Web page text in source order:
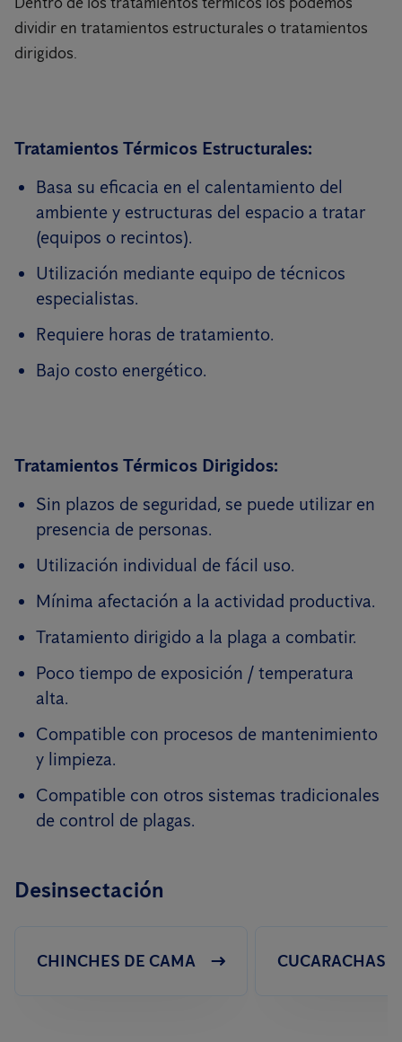
dividir en tratamientos estructurales o tratamientos
dirigidos.
Tratamientos Térmicos Estructurales:
Basa su eficacia en el calentamiento del
ambiente y estructuras del espacio a tratar
(equipos o recintos).
Utilización mediante equipo de técnicos
especialistas.
Requiere horas de tratamiento.
Bajo costo energético.
Tratamientos Térmicos Dirigidos:
Sin plazos de seguridad, se puede utilizar en
presencia de personas.
Utilización individual de fácil uso.
Mínima afectación a la actividad productiva.
Tratamiento dirigido a la plaga a combatir.
Poco tiempo de exposición / temperatura
alta.
Compatible con procesos de mantenimiento
y limpieza.
Compatible con otros sistemas tradicionales
de control de plagas.
Desinsectación
CHINCHES DE CAMA CUCARACHAS